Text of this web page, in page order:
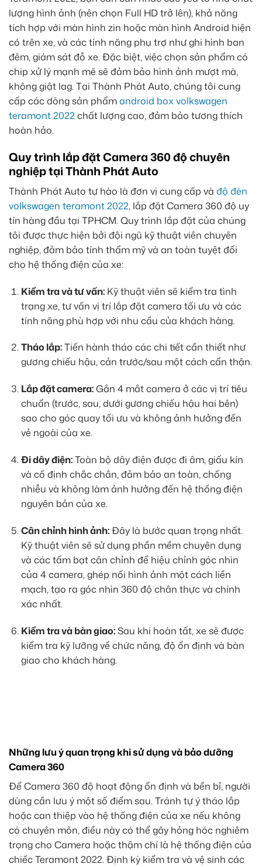
lượng hình ảnh (nên chọn Full HD trở lên), khả năng
tích hợp với màn hình zin hoặc màn hình Android hiện
có trên xe, và các tính năng phụ trợ như ghi hình ban
đêm, giám sát đỗ xe. Đặc biệt, việc chọn sản phẩm có
chip xử lý mạnh mẽ sẽ đảm bảo hình ảnh mượt mà,
không giật lag. Tại Thành Phát Auto, chúng tôi cung
cấp các dòng sản phẩmandroid box volkswagen
teramont 2022chất lượng cao, đảm bảo tương thích
hoàn hảo.
Quy trình lắp đặt Camera 360 độ chuyên
nghiệp tại Thành Phát Auto
Thành Phát Auto tự hào là đơn vị cung cấp và độ đèn
volkswagen teramont 2022, lắp đặt Camera 360 độ uy
tín hàng đầu tại TPHCM. Quy trình lắp đặt của chúng
tôi được thực hiện bởi đội ngũ kỹ thuật viên chuyên
nghiệp, đảm bảo tính thẩm mỹ và an toàn tuyệt đối
cho hệ thống điện của xe:
Kiểm tra và tư vấn:Kỹ thuật viên sẽ kiểm tra tình
trạng xe, tư vấn vị trí lắp đặt camera tối ưu và các
tính năng phù hợp với nhu cầu của khách hàng.
Tháo lắp:Tiến hành tháo các chi tiết cần thiết như
gương chiếu hậu, cản trước/sau một cách cẩn thận.
Lắp đặt camera:Gắn 4 mắt camera ở các vị trí tiêu
chuẩn (trước, sau, dưới gương chiếu hậu hai bên)
sao cho góc quay tối ưu và không ảnh hưởng đến
vẻ ngoài của xe.
Đi dây điện:Toàn bộ dây điện được đi âm, giấu kín
và cố định chắc chắn, đảm bảo an toàn, chống
nhiễu và không làm ảnh hưởng đến hệ thống điện
nguyên bản của xe.
Cân chỉnh hình ảnh:Đây là bước quan trọng nhất.
Kỹ thuật viên sẽ sử dụng phần mềm chuyên dụng
và các tấm bạt cân chỉnh để hiệu chỉnh góc nhìn
của 4 camera, ghép nối hình ảnh một cách liền
mạch, tạo ra góc nhìn 360 độ chân thực và chính
xác nhất.
Kiểm tra và bàn giao:Sau khi hoàn tất, xe sẽ được
kiểm tra kỹ lưỡng về chức năng, độ ổn định và bàn
giao cho khách hàng.
Những lưu ý quan trọng khi sử dụng và bảo dưỡng
Camera 360
Để Camera 360 độ hoạt động ổn định và bền bỉ, người
dùng cần lưu ý một số điểm sau. Tránh tự ý tháo lắp
hoặc can thiệp vào hệ thống điện của xe nếu không
có chuyên môn, điều này có thể gây hỏng hóc nghiêm
trọng cho Camera hoặc thậm chí là hệ thống điện của
chiếc Teramont 2022. Định kỳ kiểm tra và vệ sinh các